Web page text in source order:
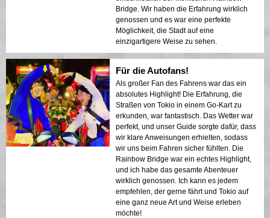
Bridge. Wir haben die Erfahrung wirklich
genossen und es war eine perfekte
Möglichkeit, die Stadt auf eine
einzigartigere Weise zu sehen.
Für die Autofans!
Als großer Fan des Fahrens war das ein
absolutes Highlight! Die Erfahrung, die
Straßen von Tokio in einem Go-Kart zu
erkunden, war fantastisch. Das Wetter war
perfekt, und unser Guide sorgte dafür, dass
wir klare Anweisungen erhielten, sodass
wir uns beim Fahren sicher fühlten. Die
Rainbow Bridge war ein echtes Highlight,
und ich habe das gesamte Abenteuer
wirklich genossen. Ich kann es jedem
empfehlen, der gerne fährt und Tokio auf
eine ganz neue Art und Weise erleben
möchte!